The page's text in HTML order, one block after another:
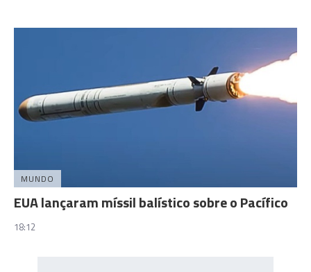
MUNDO
EUA lançaram míssil balístico sobre o Pacífico
18:12